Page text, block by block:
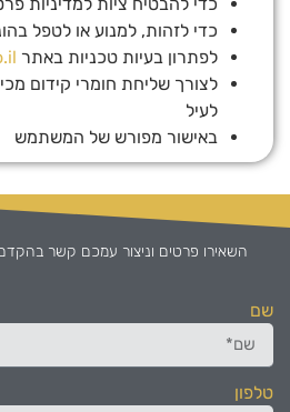
כדי לזהות, למנוע או לטפל
לפתרון בעיות טכניות באתר
לצורך שליחת חומרי קידום
לעיל
באישור מפורש של המשתמש
השאירו פרטים וניצור עמכם קשר בהקדם או חייגו:
שם
טלפון